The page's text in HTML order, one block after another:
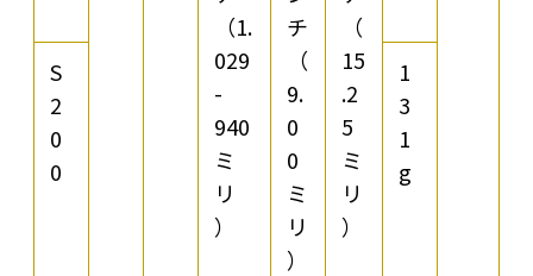
（1.
029
-
940
ミ
リ
）
チ
（
9.
0
0
ミ
リ
）
（
15
.2
5
ミ
リ
）
S
2
0
0
1
3
1
g